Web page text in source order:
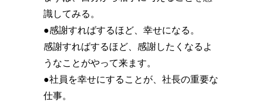
識してみる。
●感謝すればするほど、幸せになる。
感謝すればするほど、感謝したくなるよ
うなことがやって来ます。
●社員を幸せにすることが、社長の重要な
仕事。